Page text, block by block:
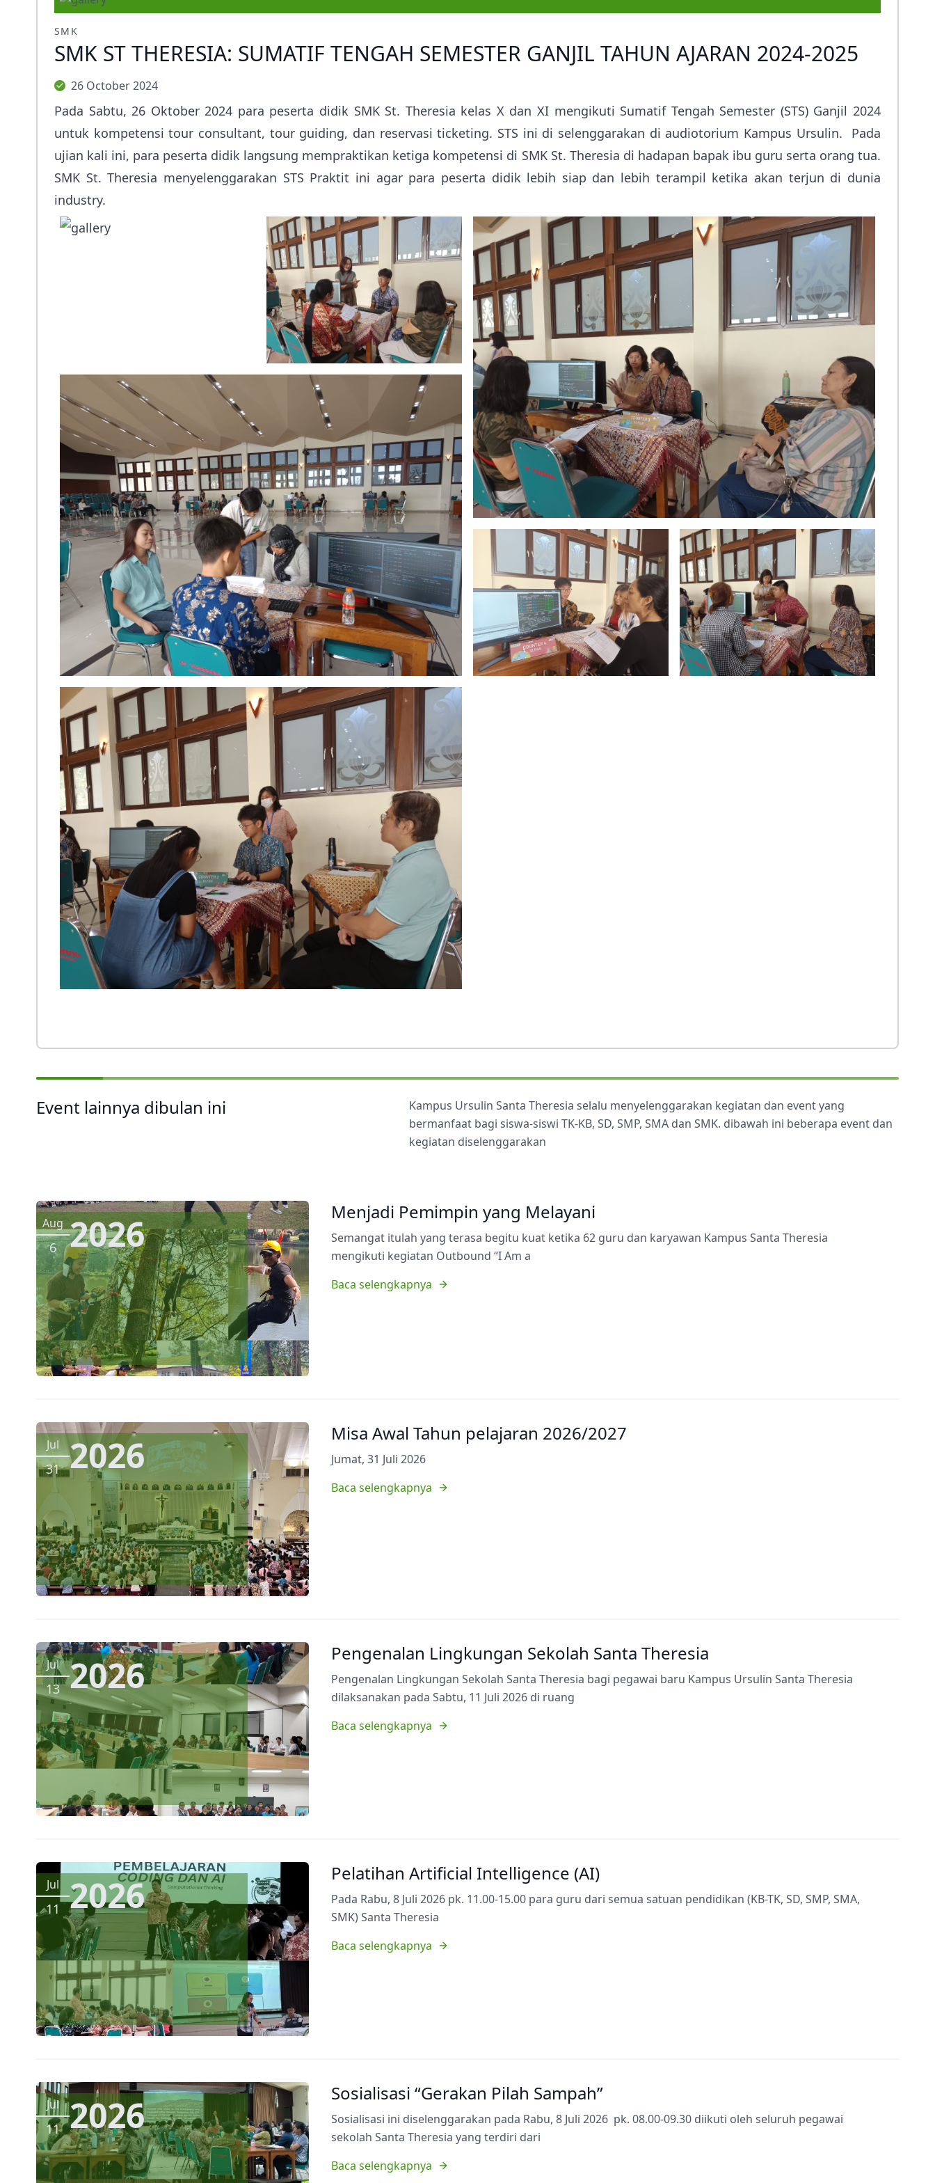
Theresia
Theresia dari kanak-kanak Yesus
Prestasi
Prestasi
Pengumuman Kelulusan SD
Prestasi
Prestasi
Prestasi
SMK
SMK ST THERESIA: SUMATIF TENGAH SEMESTER GANJIL TAHUN AJARAN 2024-2025
26 October 2024
Pada Sabtu, 26 Oktober 2024 para peserta didik SMK St. Theresia kelas X dan XI mengikuti Sumatif Tengah Semester (STS) Ganjil 2024
untuk kompetensi tour consultant, tour guiding, dan reservasi ticketing. STS ini di selenggarakan di audiotorium Kampus Ursulin. Pada
ujian kali ini, para peserta didik langsung mempraktikan ketiga kompetensi di SMK St. Theresia di hadapan bapak ibu guru serta orang tua.
SMK St. Theresia menyelenggarakan STS Praktit ini agar para peserta didik lebih siap dan lebih terampil ketika akan terjun di dunia
industry.
Event lainnya dibulan ini
Kampus Ursulin Santa Theresia selalu menyelenggarakan kegiatan dan event yang
bermanfaat bagi siswa-siswi TK-KB, SD, SMP, SMA dan SMK. dibawah ini beberapa event dan
kegiatan diselenggarakan
Aug
6 2026 Menjadi Pemimpin yang Melayani
Semangat itulah yang terasa begitu kuat ketika 62 guru dan karyawan Kampus Santa Theresia
mengikuti kegiatan Outbound “I Am a
Baca selengkapnya
Jul
31 2026 Misa Awal Tahun pelajaran 2026/2027
Jumat, 31 Juli 2026
Baca selengkapnya
Jul
13 2026 Pengenalan Lingkungan Sekolah Santa Theresia
Pengenalan Lingkungan Sekolah Santa Theresia bagi pegawai baru Kampus Ursulin Santa Theresia
dilaksanakan pada Sabtu, 11 Juli 2026 di ruang
Baca selengkapnya
Jul
11 2026 Pelatihan Artificial Intelligence (AI)
Pada Rabu, 8 Juli 2026 pk. 11.00-15.00 para guru dari semua satuan pendidikan (KB-TK, SD, SMP, SMA,
SMK) Santa Theresia
Baca selengkapnya
Jul
11 2026 Sosialisasi “Gerakan Pilah Sampah”
Sosialisasi ini diselenggarakan pada Rabu, 8 Juli 2026 pk. 08.00-09.30 diikuti oleh seluruh pegawai
sekolah Santa Theresia yang terdiri dari
Baca selengkapnya